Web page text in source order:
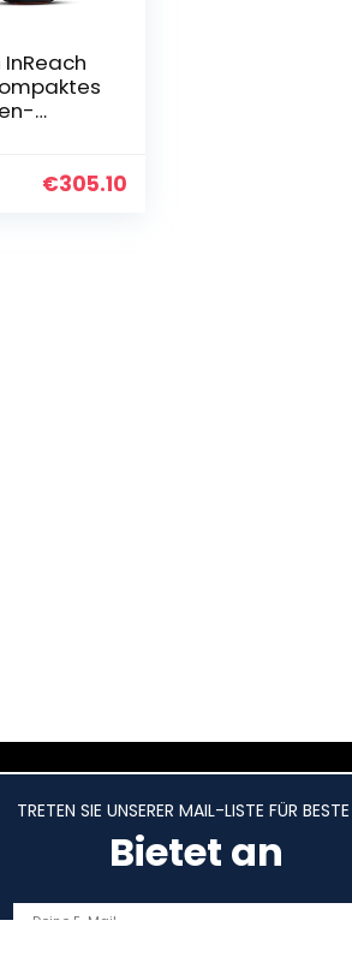
€305.10
TRETEN SIE UNSERER MAIL-LISTE FÜR BESTE
Bietet an